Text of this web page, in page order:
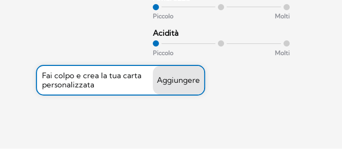
Piccolo Molti
Acidità
Piccolo Molti
Fai colpo e crea la tua carta
personalizzata
Aggiungere